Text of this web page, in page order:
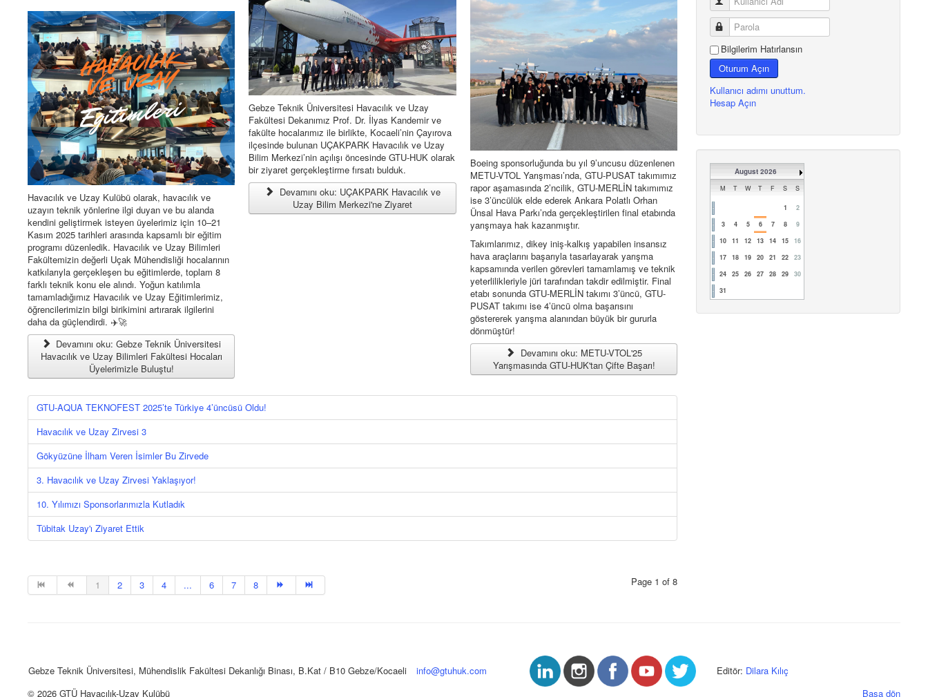
Havacılık ve Uzay Kulübü olarak, havacılık ve
uzayın teknik yönlerine ilgi duyan ve bu alanda
kendini geliştirmek isteyen üyelerimiz için 10–21
Kasım 2025 tarihleri arasında kapsamlı bir eğitim
programı düzenledik. Havacılık ve Uzay Bilimleri
Fakültemizin değerli Uçak Mühendisliği hocalarının
katkılarıyla gerçekleşen bu eğitimlerde, toplam 8
farklı teknik konu ele alındı. Yoğun katılımla
tamamladığımız Havacılık ve Uzay Eğitimlerimiz,
öğrencilerimizin bilgi birikimini artırarak ilgilerini
daha da güçlendirdi. ✈️🚀
Devamını oku: Gebze Teknik Üniversitesi
Havacılık ve Uzay Bilimleri Fakültesi Hocaları
Üyelerimizle Buluştu!
Gebze Teknik Üniversitesi Havacılık ve Uzay
Fakültesi Dekanımız Prof. Dr. İlyas Kandemir ve
fakülte hocalarımız ile birlikte, Kocaeli’nin Çayırova
ilçesinde bulunan UÇAKPARK Havacılık ve Uzay
Bilim Merkezi’nin açılışı öncesinde GTU-HUK olarak
bir ziyaret gerçekleştirme fırsatı bulduk.
Devamını oku: UÇAKPARK Havacılık ve
Uzay Bilim Merkezi'ne Ziyaret
Boeing sponsorluğunda bu yıl 9’uncusu düzenlenen
METU-VTOL Yarışması’nda, GTU-PUSAT takımımız
rapor aşamasında 2’ncilik, GTU-MERLİN takımımız
ise 3’üncülük elde ederek Ankara Polatlı Orhan
Ünsal Hava Parkı’nda gerçekleştirilen final etabında
yarışmaya hak kazanmıştır.
Takımlarımız, dikey iniş-kalkış yapabilen insansız
hava araçlarını başarıyla tasarlayarak yarışma
kapsamında verilen görevleri tamamlamış ve teknik
yeterlilikleriyle jüri tarafından takdir edilmiştir. Final
etabı sonunda GTU-MERLİN takımı 3’üncü, GTU-
PUSAT takımı ise 4’üncü olma başarısını
göstererek yarışma alanından büyük bir gururla
dönmüştür!
Devamını oku: METU-VTOL'25
Yarışmasında GTU-HUK'tan Çifte Başarı!
GTU-AQUA TEKNOFEST 2025’te Türkiye 4’üncüsü Oldu!
Havacılık ve Uzay Zirvesi 3
Gökyüzüne İlham Veren İsimler Bu Zirvede
3. Havacılık ve Uzay Zirvesi Yaklaşıyor!
10. Yılımızı Sponsorlarımızla Kutladık
Tübitak Uzay'ı Ziyaret Ettik
Page 1 of 8
1 2 3 4 ... 6 7 8
Bilgilerim Hatırlansın
Oturum Açın
Kullanıcı adımı unuttum.
Hesap Açın
August 2026
M T W T F S S
1
2
3
4 5 6 7 8
9
10
11 12 13 14 15
16
17
18 19 20 21 22
23
24
25 26 27 28 29
30
31
Gebze Teknik Üniversitesi, Mühendislik Fakültesi Dekanlığı Binası, B.Kat / B10 Gebze/Kocaeli info@gtuhuk.com Editör: Dilara Kılıç
Başa dön
© 2026 GTÜ Havacılık-Uzay Kulübü